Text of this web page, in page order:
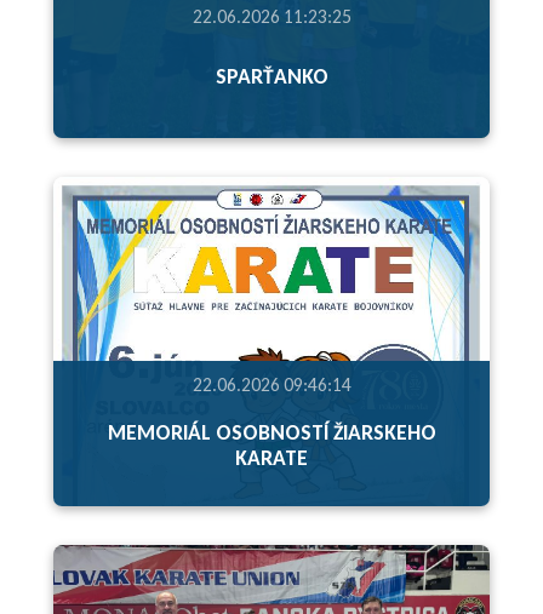
22.06.2026 11:23:25
SPARŤANKO
22.06.2026 09:46:14
MEMORIÁL OSOBNOSTÍ ŽIARSKEHO
KARATE